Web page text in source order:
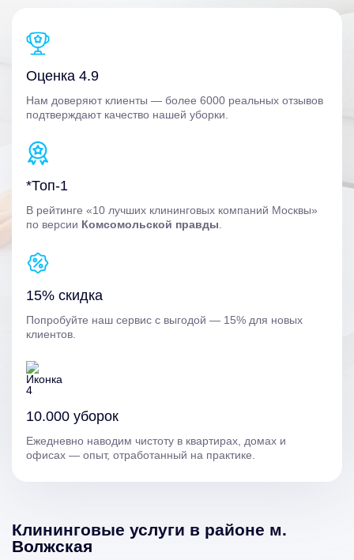
Оценка 4.9
Нам доверяют клиенты — более 6000 реальных отзывов
подтверждают качество нашей уборки.
*Топ-1
В рейтинге «10 лучших клининговых компаний Москвы»
по версии Комсомольской правды
15% скидка
Попробуйте наш сервис с выгодой — 15% для новых
клиентов.
10.000 уборок
Ежедневно наводим чистоту в квартирах, домах и
офисах — опыт, отработанный на практике.
Клининговые услуги в районе м.
Волжская